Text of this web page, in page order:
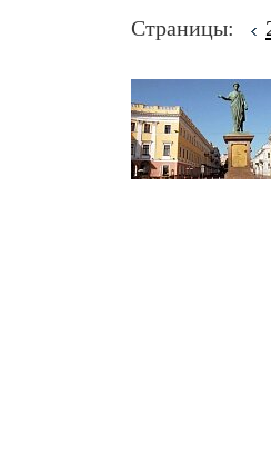
Страницы: